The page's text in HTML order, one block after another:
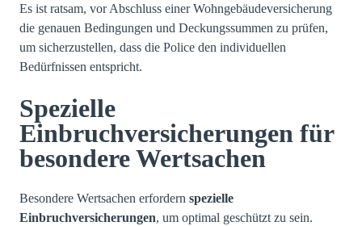
Es ist ratsam, vor Abschluss einer Wohngebäudeversicherung
die genauen Bedingungen und Deckungssummen zu prüfen,
um sicherzustellen, dass die Police den individuellen
Bedürfnissen entspricht.
Spezielle
Einbruchversicherungen für
besondere Wertsachen
Besondere Wertsachen erfordern spezielle
Einbruchversicherungen, um optimal geschützt zu sein.